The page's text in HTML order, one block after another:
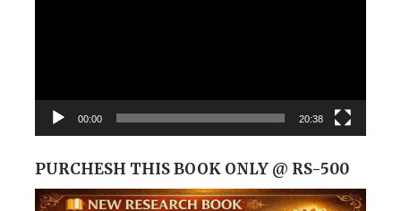
00:00 20:38
PURCHESH THIS BOOK ONLY @ RS-500